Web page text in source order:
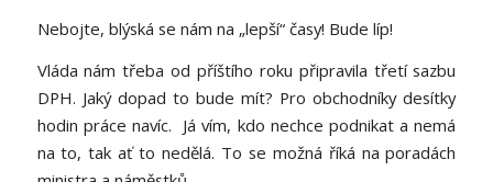
Nebojte, blýská se nám na „lepší“ časy! Bude líp!
Vláda nám třeba od příštího roku připravila třetí sazbu
DPH. Jaký dopad to bude mít? Pro obchodníky desítky
hodin práce navíc. Já vím, kdo nechce podnikat a nemá
na to, tak ať to nedělá. To se možná říká na poradách